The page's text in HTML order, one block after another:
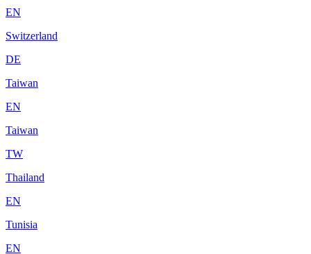
EN
Switzerland
DE
Taiwan
EN
Taiwan
TW
Thailand
EN
Tunisia
EN